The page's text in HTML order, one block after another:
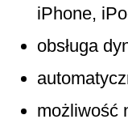
iPhone,
obsługa
możliwość